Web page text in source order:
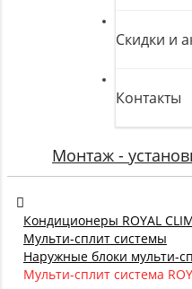
Скидки и
Контакты
Монтаж -
Кондиционеры ROYAL
Мульти-сплит системы
Наружные блоки мульти-
Мульти-сплит система